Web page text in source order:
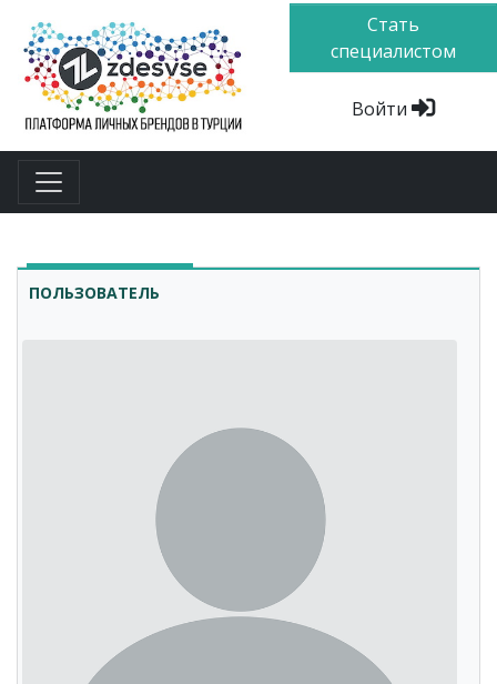
Стать
специалистом
Войти
ПОЛЬЗОВАТЕЛЬ